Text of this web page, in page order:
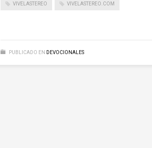
VIVELASTEREO VIVELASTEREO.COM
PUBLICADO EN DEVOCIONALES